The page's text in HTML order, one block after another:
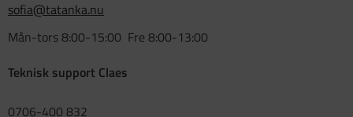
sofia@tatanka.nu
Mån-tors 8:00-15:00 Fre 8:00-13:00
Teknisk support Claes
0706-400 832